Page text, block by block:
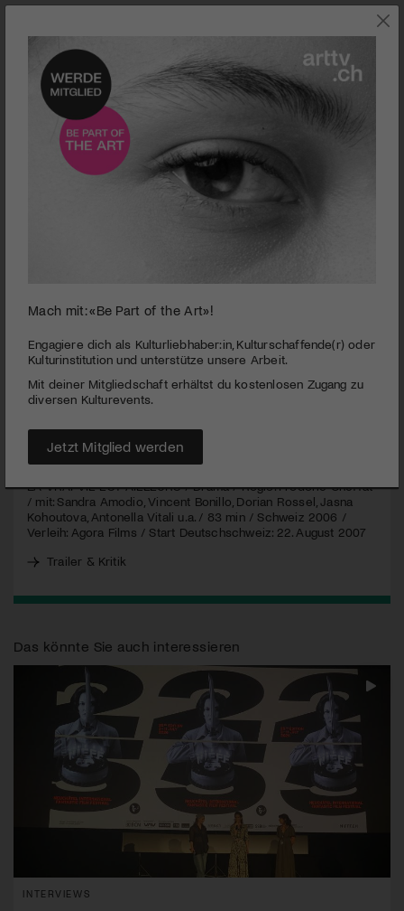
seconds
minutes,
seconds
Behind the Scenes l La vraie vie est ailleurs
PUBLIZIERT AM 15. AUGUST 2007
Frédéric Choffat über seinen vielversprechenden, neuen Film
unterhalten
MEHR
LAVRAI VIE EST AILLEURS/ Drama / Regie: Frédéric Choffat
/ mit: Sandra Amodio, Vincent Bonillo, Dorian Rossel, Jasna
Kohoutova, Antonella Vitali u.a. / 83 min / Schweiz 2006 /
Verleih: Agora Films / Start Deutschschweiz: 22. August 2007
Trailer & Kritik
Das könnte Sie auch interessieren
INTERVIEWS
Mach mit: «Be Part of the Art»!
Engagiere dich als Kulturliebhaber:in, Kulturschaffende(r) oder
Kulturinstitution und unterstütze unsere Arbeit.
Mit deiner Mitgliedschaft erhältst du kostenlosen Zugang zu
diversen Kulturevents.
Jetzt Mitglied werden